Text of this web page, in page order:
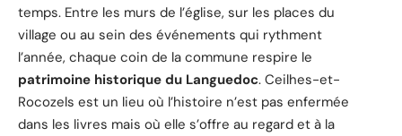
temps. Entre les murs de l’église, sur les places du
village ou au sein des événements qui rythment
l’année, chaque coin de la commune respire le
patrimoine historique du Languedoc. Ceilhes-et-
Rocozels est un lieu où l’histoire n’est pas enfermée
dans les livres mais où elle s’offre au regard et à la